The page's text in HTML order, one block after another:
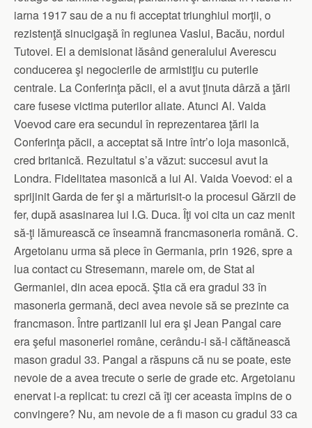
iarna 1917 sau de a nu fi acceptat triunghiul morţii, o
rezistenţă sinucigaşă în regiunea Vaslui, Bacău, nordul
Tutovei. El a demisionat lăsând generalului Averescu
conducerea şi negocierile de armistiţiu cu puterile
centrale. La Conferinţa păcii, el a avut ţinuta dârză a ţării
care fusese victima puterilor aliate. Atunci Al. Vaida
Voevod care era secundul în reprezentarea ţării la
Conferinţa păcii, a acceptat să intre într’o loja masonică,
cred britanică. Rezultatul s’a văzut: succesul avut la
Londra. Fidelitatea masonică a lui Al. Vaida Voevod: el a
sprijinit Garda de fer şi a mărturisit-o la procesul Gărzii de
fer, după asasinarea lui I.G. Duca. Îţi voi cita un caz menit
să-ţi lămurească ce înseamnă francmasoneria română. C.
Argetoianu urma să plece în Germania, prin 1926, spre a
lua contact cu Stresemann, marele om, de Stat al
Germaniei, din acea epocă. Ştia că era gradul 33 în
masoneria germană, deci avea nevoie să se prezinte ca
francmason. Între partizanii lui era şi Jean Pangal care
era şeful masoneriei române, cerându-i să-l căftănească
mason gradul 33. Pangal a răspuns că nu se poate, este
nevoie de a avea trecute o serie de grade etc. Argetoianu
enervat i-a replicat: tu crezi că îţi cer aceasta împins de o
convingere? Nu, am nevoie de a fi mason cu gradul 33 ca